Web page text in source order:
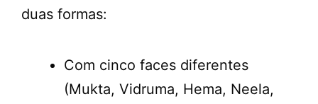
duas formas:
Com cinco faces diferentes
(Mukta, Vidruma, Hema, Neela,